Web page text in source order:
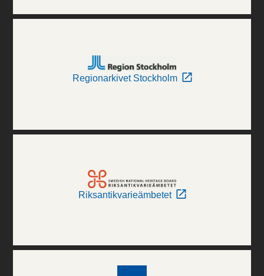
Regionarkivet Stockholm
Riksantikvarieämbetet